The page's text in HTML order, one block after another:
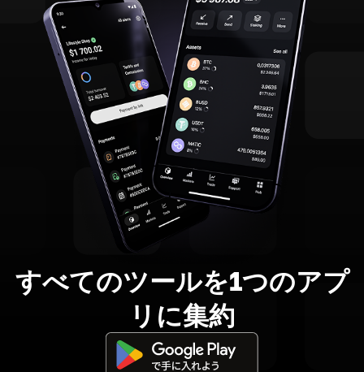
すべてのツールを1つのアプ
リに集約